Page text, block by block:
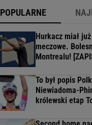
POPULARNE
Hurkacz miał
meczowe.
Montrealu!
To był popis
Niewiadoma-
królewski etap